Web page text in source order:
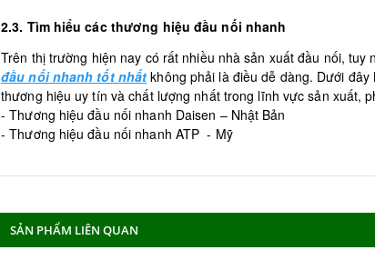
2.3. Tìm hiểu các thương hiệu đầu nối nhanh
Trên thị trường hiện nay có rất nhiều nhà sản xuất đầu nối, tuy
đầu nối nhanh tốt nhất không phải là điều dễ dàng. Dưới
thương hiệu uy tín và chất lượng nhất trong lĩnh vực sản xuất,
- Thương hiệu đầu nối nhanh Daisen – Nhật Bản
- Thương hiệu đầu nối nhanh ATP - Mỹ
SẢN PHẨM LIÊN QUAN